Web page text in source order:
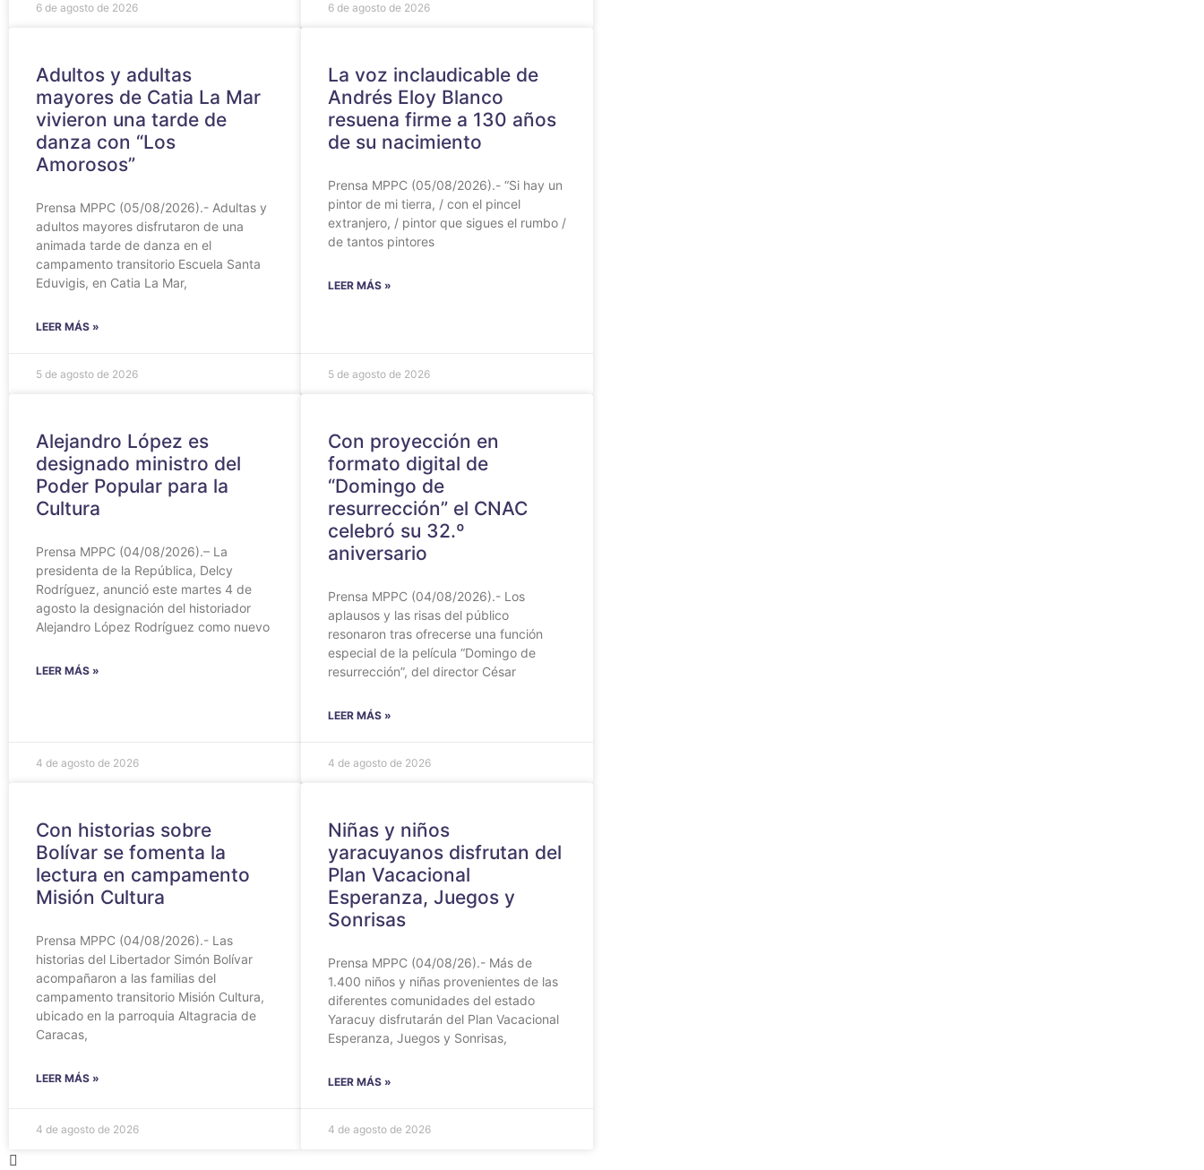
6 de agosto de 2026 6 de agosto de 2026
Adultos y adultas
mayores de Catia La Mar
vivieron una tarde de
danza con “Los
Amorosos”
Prensa MPPC (05/08/2026).- Adultas y
adultos mayores disfrutaron de una
animada tarde de danza en el
campamento transitorio Escuela Santa
Eduvigis, en Catia La Mar,
LEER MÁS »
5 de agosto de 2026
La voz inclaudicable de
Andrés Eloy Blanco
resuena firme a 130 años
de su nacimiento
Prensa MPPC (05/08/2026).- “Si hay un
pintor de mi tierra, / con el pincel
extranjero, / pintor que sigues el rumbo /
de tantos pintores
LEER MÁS »
5 de agosto de 2026
Alejandro López es
designado ministro del
Poder Popular para la
Cultura
Prensa MPPC (04/08/2026).– La
presidenta de la República, Delcy
Rodríguez, anunció este martes 4 de
agosto la designación del historiador
Alejandro López Rodríguez como nuevo
LEER MÁS »
4 de agosto de 2026
Con proyección en
formato digital de
“Domingo de
resurrección” el CNAC
celebró su 32.º
aniversario
Prensa MPPC (04/08/2026).- Los
aplausos y las risas del público
resonaron tras ofrecerse una función
especial de la película “Domingo de
resurrección”, del director César
LEER MÁS »
4 de agosto de 2026
Con historias sobre
Bolívar se fomenta la
lectura en campamento
Misión Cultura
Prensa MPPC (04/08/2026).- Las
historias del Libertador Simón Bolívar
acompañaron a las familias del
campamento transitorio Misión Cultura,
ubicado en la parroquia Altagracia de
Caracas,
LEER MÁS »
4 de agosto de 2026
Niñas y niños
yaracuyanos disfrutan del
Plan Vacacional
Esperanza, Juegos y
Sonrisas
Prensa MPPC (04/08/26).- Más de
1.400 niños y niñas provenientes de las
diferentes comunidades del estado
Yaracuy disfrutarán del Plan Vacacional
Esperanza, Juegos y Sonrisas,
LEER MÁS »
4 de agosto de 2026